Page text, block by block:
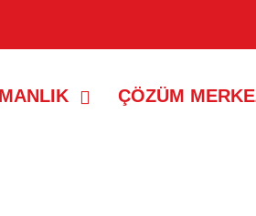
ÇÖZÜM